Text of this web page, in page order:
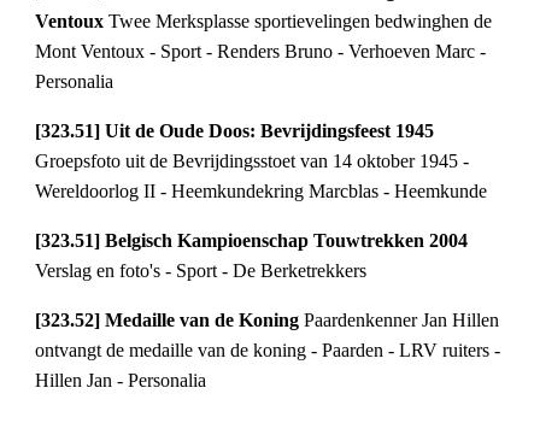
Ventoux Twee Merksplasse sportievelingen bedwinghen de
Mont Ventoux - Sport - Renders Bruno - Verhoeven Marc -
Personalia
Groepsfoto uit de Bevrijdingsstoet van 14 oktober 1945 -
Wereldoorlog II - Heemkundekring Marcblas - Heemkunde
Verslag en foto's - Sport - De Berketrekkers
[323.52] Medaille van de Koning Paardenkenner Jan Hillen
ontvangt de medaille van de koning - Paarden - LRV ruiters -
Hillen Jan - Personalia